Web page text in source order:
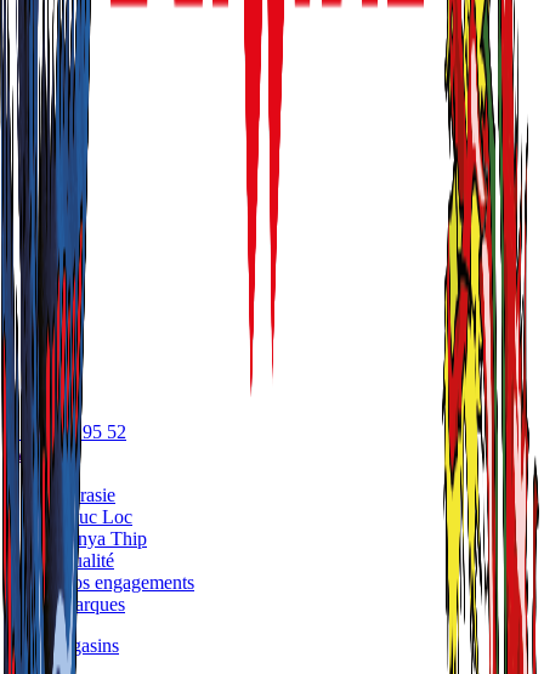
05 56 17 95 52
A propos
Eurasie
Phuc Loc
Panya Thip
Qualité
Nos engagements
Marques
Nos Magasins